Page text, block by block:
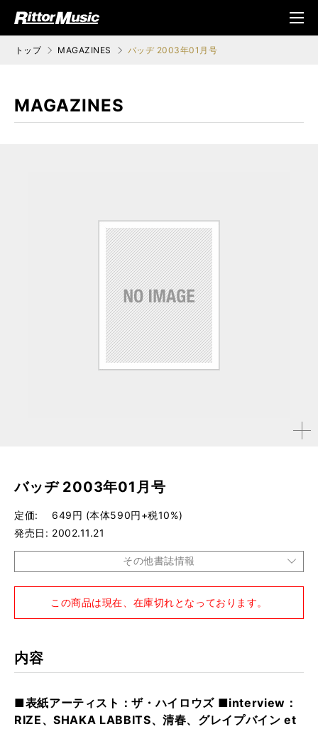
ジック (Rittor Musi
メニ
ュ
トップ MAGAZINES バッヂ 2003年01月号
MAGAZINES
拡大す
バッヂ 2003年01月号
定価
649円 (本体590円+税10%)
発売日
2002.11.21
その他書誌情報
雑誌
この商品は現在、在庫切れとなっております。
内容
■表紙アーティスト：ザ・ハイロウズ ■interview：
RIZE、SHAKA LABBITS、清春、グレイプバイン et